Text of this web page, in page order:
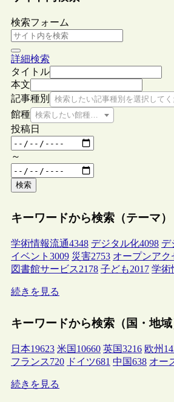
検索フォーム
詳細検索
タイトル
本文
記事種別
検索したい記事種別を選択して
館種 検索したい館種を選択してください
投稿日
～
検索
キーワードから検索（テーマ）
学術情報流通4348 デジタル化4098 デ
イベント 3009 災害2753 オープンアク
図書館サービス2178 子ども2017 学術
続きを見る
キーワードから検索（国・地域
日本19623 米国 10660 英国3216 欧州
フランス720 ドイツ681 中国638 オー
続きを見る